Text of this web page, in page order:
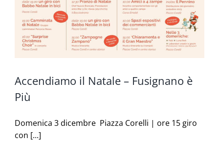
Accendiamo il Natale – Fusignano è
Più
Domenica 3 dicembre Piazza Corelli | ore 15 giro
con [...]